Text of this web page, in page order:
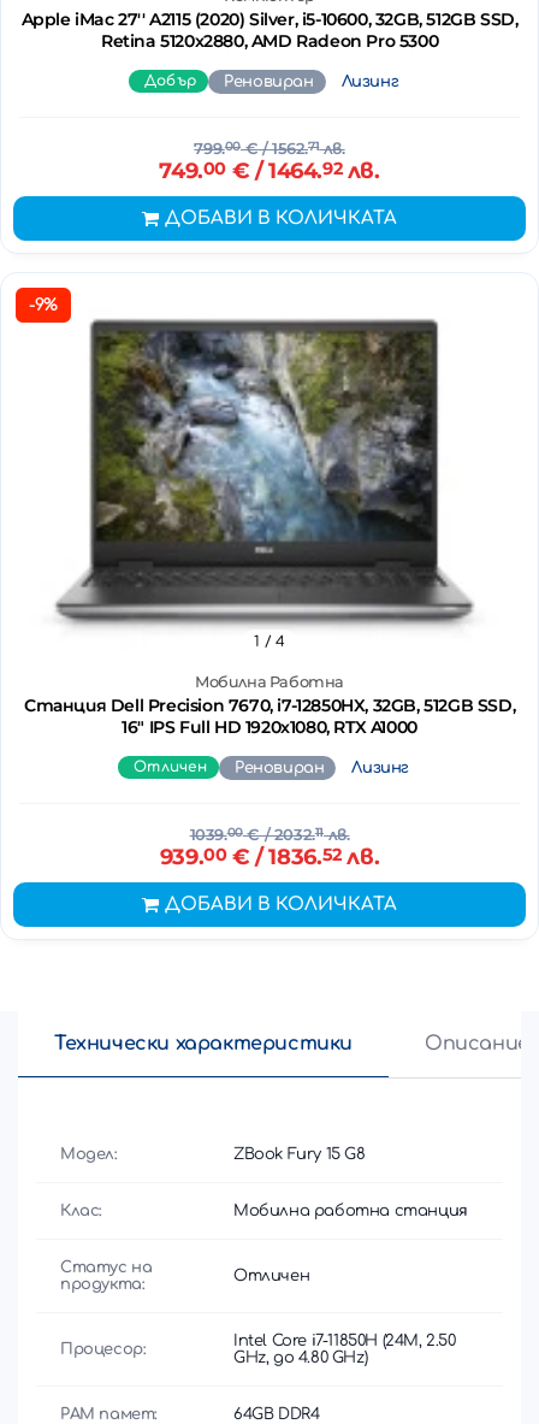
Apple iMac 27'' A2115 (2020) Silver, i5-10600, 32GB, 512GB SSD,
Retina 5120x2880, AMD Radeon Pro 5300
Добър Реновиран Лизинг
799.00€/ 1562.71лв.
749.00€ / 1464.92лв.
ДОБАВИ В КОЛИЧКАТА
-9%
Мобилна Работна
Станция Dell Precision 7670, i7-12850HX, 32GB, 512GB SSD,
16" IPS Full HD 1920x1080, RTX A1000
1 / 4
Отличен Реновиран Лизинг
1039.00€/ 2032.11лв.
939.00€ / 1836.52лв.
ДОБАВИ В КОЛИЧКАТА
Технически характеристики Описание
Модел: ZBook Fury 15 G8
Клас: Мобилна работна станция
Статус на
продукта:
Отличен
Процесор:
Intel Core i7-11850H (24M, 2.50
GHz, до 4.80 GHz)
РАМ памет: 64GB DDR4